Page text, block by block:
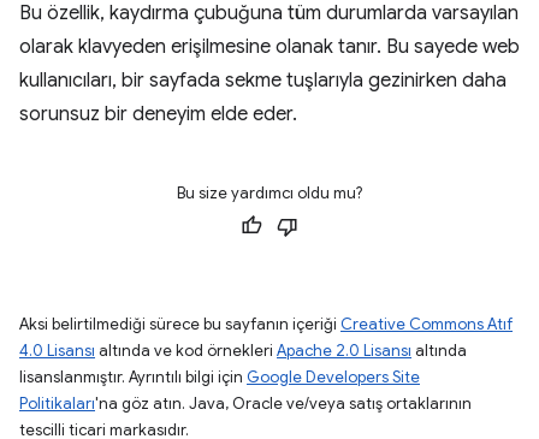
Bu özellik, kaydırma çubuğuna tüm durumlarda varsayılan
olarak klavyeden erişilmesine olanak tanır. Bu sayede web
kullanıcıları, bir sayfada sekme tuşlarıyla gezinirken daha
sorunsuz bir deneyim elde eder.
Bu size yardımcı oldu mu?
Aksi belirtilmediği sürece bu sayfanın içeriği Creative Commons Atıf
4.0 Lisansı altında ve kod örnekleri Apache 2.0 Lisansı altında
lisanslanmıştır. Ayrıntılı bilgi için Google Developers Site
Politikaları'na göz atın. Java, Oracle ve/veya satış ortaklarının
tescilli ticari markasıdır.